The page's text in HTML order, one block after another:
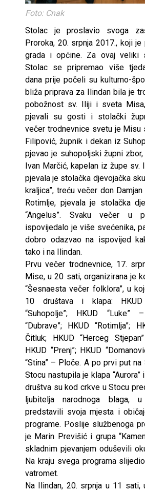
Foto: Cnak
Stolac je proslavio svoga
Proroka, 20. srpnja 2017., koji je
grada i općine. Za ovaj veliki
Stolac se pripremao više
dana prije počeli su kulturno-
bliža priprava za Ilindan bila je
pobožnost sv. Iliji i sveta
pjevali su gosti i stolački
večer trodnevnice svetu je Misu
Filipović, župnik i dekan iz
pjevao je suhopoljski župni
Ivan Marčić, kapelan iz župe sv.
pjevala je stolačka djevojačka
kraljica”, treću večer don
Rotimlje, pjevala je stolačka
“Angelus”. Svaku večer u
ispovijedalo je više svećenika,
dobro odazvao na ispovijed
tako i na Ilindan.
Prvu večer trodnevnice, 17.
Mise, u 20 sati, organizirana je
“Šesnaesta večer folklora”, u
10 društava i klapa: HKUD
“Suhopolje”; HKUD “Luke”
“Dubrave”; HKUD “Rotimlja”;
Čitluk; HKUD “Herceg
HKUD “Prenj”; HKUD
“Stina” – Ploče. A po prvi put
Stocu nastupila je klapa “Aurora”
društva su kod crkve u Stocu
ljubitelja narodnoga
predstavili svoja mjesta i
programe. Poslije službenoga
je Marin Previšić i grupa
skladnim pjevanjem oduševili
Na kraju svega programa
vatromet.
Na Ilindan, 20. srpnja u 11 sati,